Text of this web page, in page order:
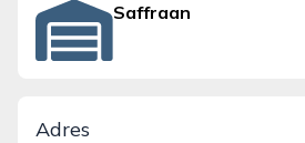
Saffraan
Adres